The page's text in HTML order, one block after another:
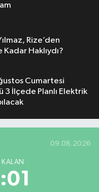
Rize’den
Kadar Haklıydı?
Cumartesi
09.08.2026